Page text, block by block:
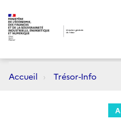
Accueil Trésor-Info